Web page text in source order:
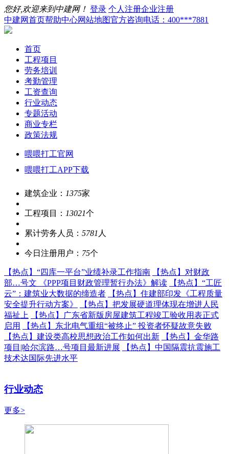
您好,欢迎来到中建网！ 登录 个人注册企业注册
中建网首页帮助中心网站地图官方咨询电话：400***7881
首页
工程项目
劳务培训
考勤管理
工资查询
行业动态
专题活动
商业专栏
政策法规
喂喂打工官网
喂喂打工APP下载
建筑企业： 1375家
工程项目： 13021个
累计劳务人员： 5781 人
今日注册用户： 75个
【热点】 “四库一平台”业绩补录工作指南 【热点】 对财政
部…号文 《PPP项目财政管理暂行办法》解读
【热点】 “工匠
云”：建筑业大数据的缔造者
【热点】 住建部印发《工程质量
安全提升行动方案》
【热点】 把发展硬道理体现在增进人民
福祉上
【热点】
广东省新版房屋建筑工程竣工验收用表正式
启用
【热点】 东北电气重组“被终止” 投资者怀疑故意失败
【热点】 建设类高校思想政治工作如何出新 【热点】 金华路
项目|哈尔滨路…号项目最新进展
【热点】 中国隔震抗震施工
技术达国际先进水平
行业动态
更多>